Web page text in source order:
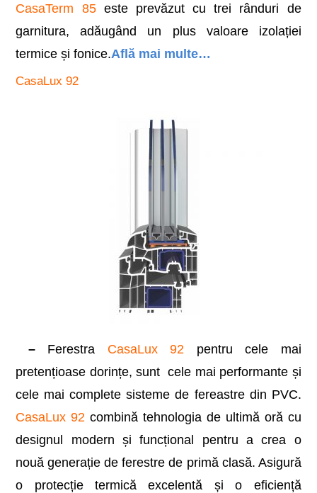
CasaTerm 85este prevăzut cu trei rânduri de
garnitura, adăugând un plus valoare izolației
termice și fonice.Află mai multe…
CasaLux 92
– Ferestra CasaLux 92 pentru cele mai
pretențioase dorințe, sunt cele mai performante și
cele mai complete sisteme de fereastre din PVC.
CasaLux 92 combină tehnologia de ultimă oră cu
designul modern și funcțional pentru a crea o
nouă generație de ferestre de primă clasă. Asigură
o protecție termică excelentă și o eficiență